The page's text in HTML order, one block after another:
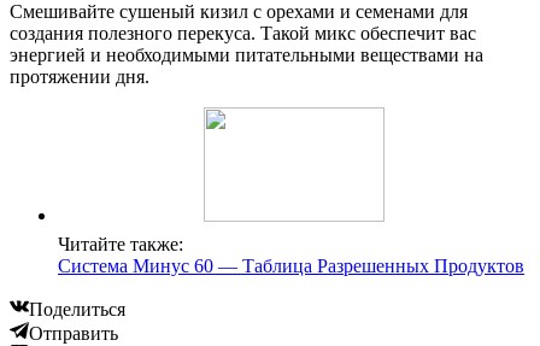
Смешивайте сушеный кизил с орехами и семенами для
создания полезного перекуса. Такой микс обеспечит вас
энергией и необходимыми питательными веществами на
протяжении дня.
Читайте также:
Система Минус 60 — Таблица Разрешенных Продуктов
Поделиться
Отправить